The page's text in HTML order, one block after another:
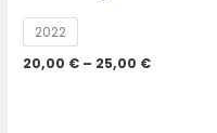
2022
20,00 € – 25,00 €